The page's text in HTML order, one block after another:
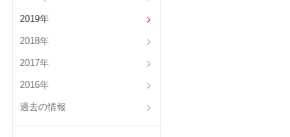
2019年
2018年
2017年
2016年
過去の情報